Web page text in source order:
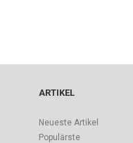
ARTIKEL
Neueste Artikel
Populärste